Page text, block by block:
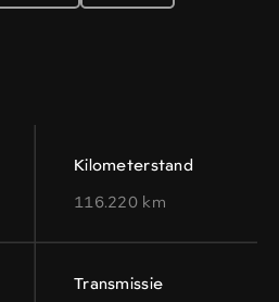
Kilometerstand
116.220 km
Transmissie